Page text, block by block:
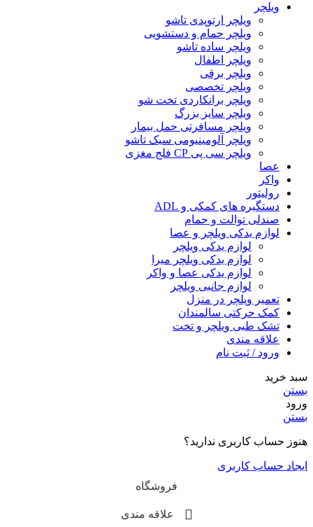
ویلچر
ویلچر ارتوپدی تاشو
ویلچر حمام و دستشویی
ویلچر ساده تاشو
ویلچر اطفال
ویلچر برقی
ویلچر تخصصی
ویلچر برانکاردی تخت شو
ویلچر سایز بزرگ
ویلچر مسافرتی حمل بیمار
ویلچر آلومینیومی سبک تاشو
ویلچر سی پی CP فلج مغزی
عصا
واکر
رولیتور
دستگیره های کمکی و ADL
صندلی توالت و حمام
لوازم یدکی ویلچر و عصا
لوازم یدکی ویلچر
لوازم یدکی ویلچر میرا
لوازم یدکی عصا و واکر
لوازم جانبی ویلچر
تعمیر ویلچر در منزل
کمک حرکتی سالمندان
تشک طبی ویلچر و تخت
علاقه مندی
ورود / ثبت نام
سبد خرید
بستن
ورود
بستن
هنوز حساب کاربری ندارید؟
ایجاد حساب کاربری
فروشگاه
علاقه مندی